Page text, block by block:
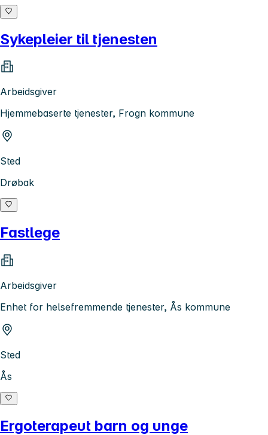
Sykepleier til tjenesten
Arbeidsgiver
Hjemmebaserte tjenester, Frogn kommune
Sted
Drøbak
Fastlege
Arbeidsgiver
Enhet for helsefremmende tjenester, Ås kommune
Sted
Ås
Ergoterapeut barn og unge